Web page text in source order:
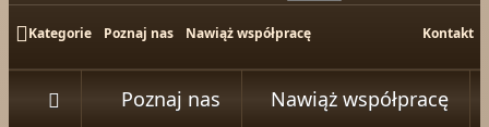
Kategorie Poznaj nas Nawiąż współpracę Kontakt
 Poznaj nas Nawiąż współpracę